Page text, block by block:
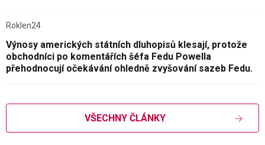
Roklen24
Výnosy amerických státních dluhopisů klesají, protože
obchodníci po komentářích šéfa Fedu Powella
přehodnocují očekávání ohledně zvyšování sazeb Fedu.
VŠECHNY ČLÁNKY